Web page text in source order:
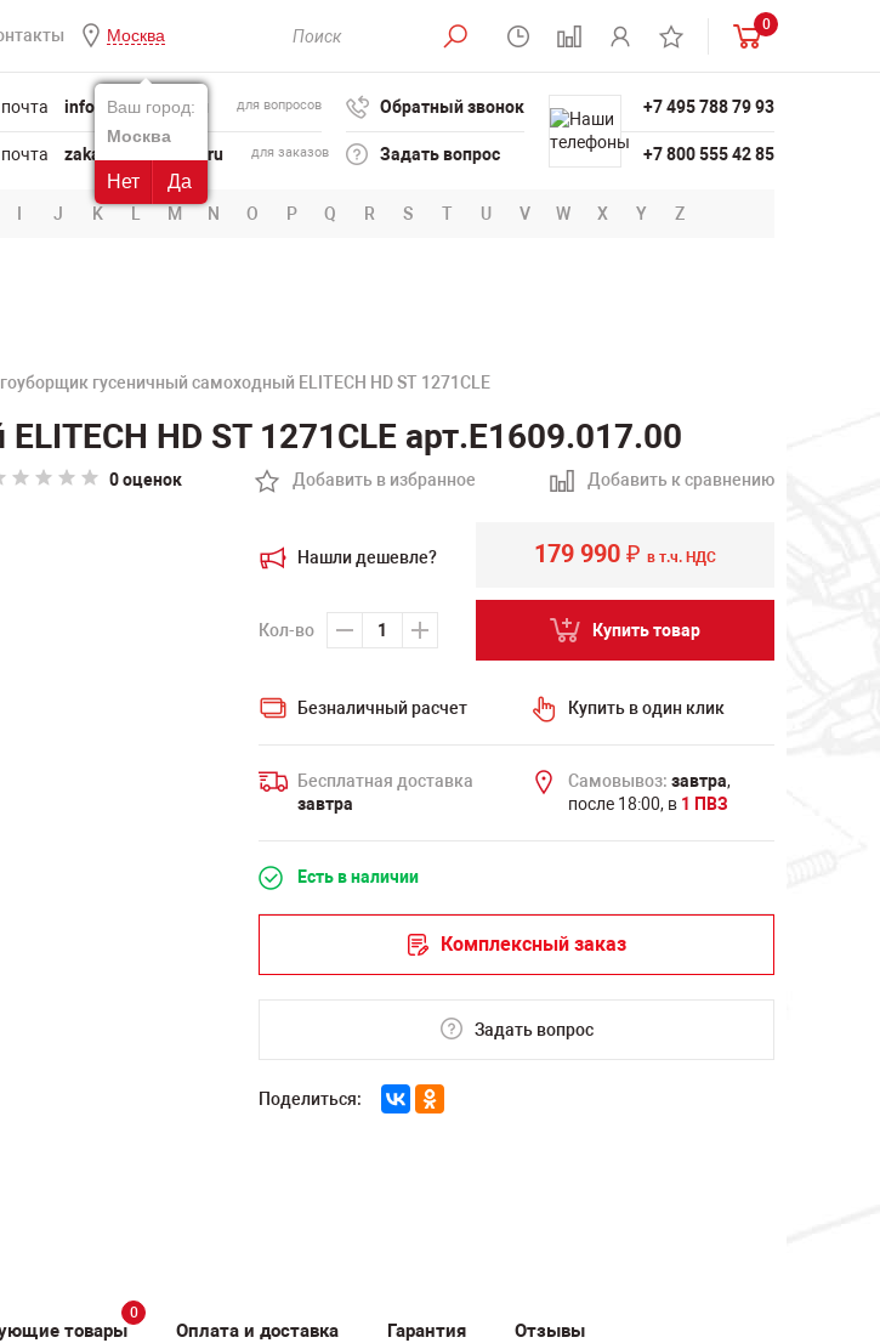
Москва
Ваш город:
Москва
Нет Да
0
info@powertool.ru для вопросов
zakaz@powertool.ru для заказов
Обратный звонок
Задать вопрос
+7 495 788 79 93
+7 800 555 42 85
I J K L M N O P Q R S T U V W X Y Z
гусеничный самоходный ELITECH HD ST 1271CLE
HD ST 1271CLE арт.E1609.017.00
0 оценок Добавить в избранное Добавить к сравнению
Нашли дешевле?
Кол-во
179 990 ₽ в т.ч. НДС
Купить товар
Безналичный расчет Купить в один клик
Бесплатная доставка
завтра
Самовывоз: завтра,
после 18:00, в 1 ПВЗ
Есть в наличии
Комплексный заказ
Задать вопрос
Поделиться:
товары
0
Оплата и доставка Гарантия Отзывы